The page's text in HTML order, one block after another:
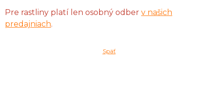
Pre rastliny platí len osobný odber v našich
predajniach.
Späť